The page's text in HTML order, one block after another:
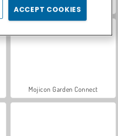
Let's Fish!
Mojicon Garden Connect
ACCEPT COOKIES